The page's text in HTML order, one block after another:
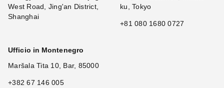
West Road, Jing'an District,
Shanghai
ku, Tokyo
+81 080 1680 0727
Ufficio in Montenegro
Maršala Tita 10, Bar, 85000
+382 67 146 005